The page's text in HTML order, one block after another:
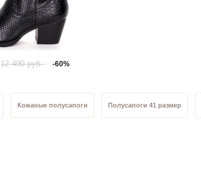
12 490 руб. -60%
Кожаные полусапоги Полусапоги 41 размер